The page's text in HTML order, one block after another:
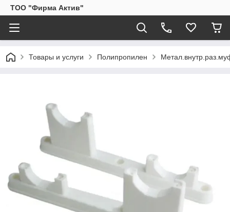
ТОО "Фирма Актив"
Товары и услуги Полипропилен